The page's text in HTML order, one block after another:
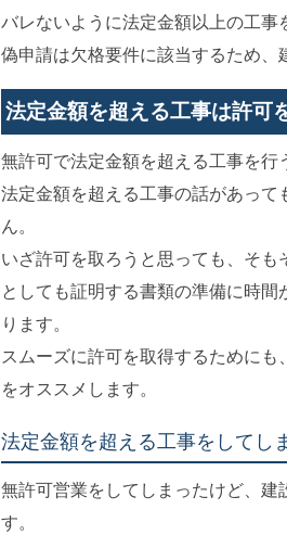
バレないように法定金額以上の工
偽申請は欠格要件に該当するため、
法定金額を超える工事は許可
無許可で法定金額を超える工事を行
法定金額を超える工事の話があっ
ん。
いざ許可を取ろうと思っても、そ
としても証明する書類の準備に時
ります。
スムーズに許可を取得するために
をオススメします。
法定金額を超える工事をしてし
無許可営業をしてしまったけど、建
す。